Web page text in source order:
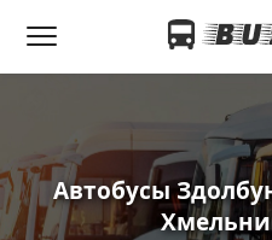
Автобусы